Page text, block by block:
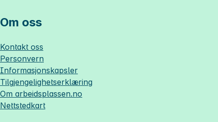
Om oss
Kontakt oss
Personvern
Informasjonskapsler
Tilgjengelighetserklæring
Om arbeidsplassen.no
Nettstedkart